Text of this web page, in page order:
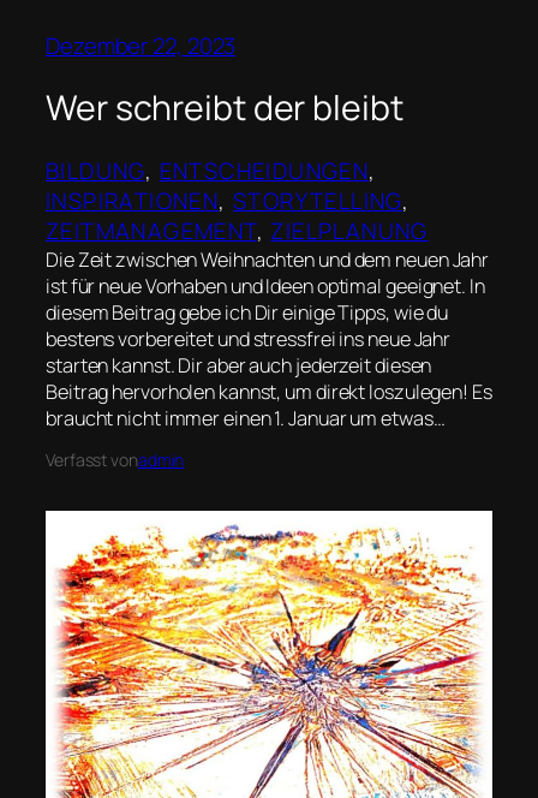
Dezember 22, 2023
Wer schreibt der bleibt
BILDUNG, ENTSCHEIDUNGEN
INSPIRATIONEN, STORYTELLING
ZEITMANAGEMENT, ZIELPLANUNG
Die Zeit zwischen Weihnachten und dem neuen Jahr
ist für neue Vorhaben und Ideen optimal geeignet. In
diesem Beitrag gebe ich Dir einige Tipps, wie du
bestens vorbereitet und stressfrei ins neue Jahr
starten kannst. Dir aber auch jederzeit diesen
Beitrag hervorholen kannst, um direkt loszulegen! Es
braucht nicht immer einen 1. Januar um etwas…
Verfasst vonadmin